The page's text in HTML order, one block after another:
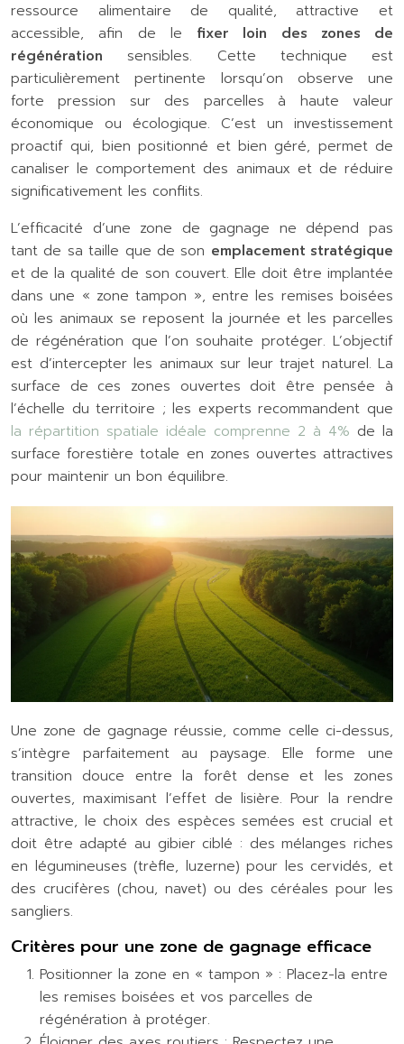
ressource alimentaire de qualité, attractive et
accessible, afin de le fixer loin des zones de
régénération sensibles. Cette technique est
particulièrement pertinente lorsqu’on observe une
forte pression sur des parcelles à haute valeur
économique ou écologique. C’est un investissement
proactif qui, bien positionné et bien géré, permet de
canaliser le comportement des animaux et de réduire
significativement les conflits.
L’efficacité d’une zone de gagnage ne dépend pas
tant de sa taille que de son emplacement stratégique
et de la qualité de son couvert. Elle doit être implantée
dans une « zone tampon », entre les remises boisées
où les animaux se reposent la journée et les parcelles
de régénération que l’on souhaite protéger. L’objectif
est d’intercepter les animaux sur leur trajet naturel. La
surface de ces zones ouvertes doit être pensée à
l’échelle du territoire ; les experts recommandent que
la répartition spatiale idéale comprenne 2 à 4% de la
surface forestière totale en zones ouvertes attractives
pour maintenir un bon équilibre.
Une zone de gagnage réussie, comme celle ci-dessus,
s’intègre parfaitement au paysage. Elle forme une
transition douce entre la forêt dense et les zones
ouvertes, maximisant l’effet de lisière. Pour la rendre
attractive, le choix des espèces semées est crucial et
doit être adapté au gibier ciblé : des mélanges riches
en légumineuses (trèfle, luzerne) pour les cervidés, et
des crucifères (chou, navet) ou des céréales pour les
sangliers.
Critères pour une zone de gagnage efficace
Positionner la zone en « tampon » : Placez-la entre
les remises boisées et vos parcelles de
régénération à protéger.